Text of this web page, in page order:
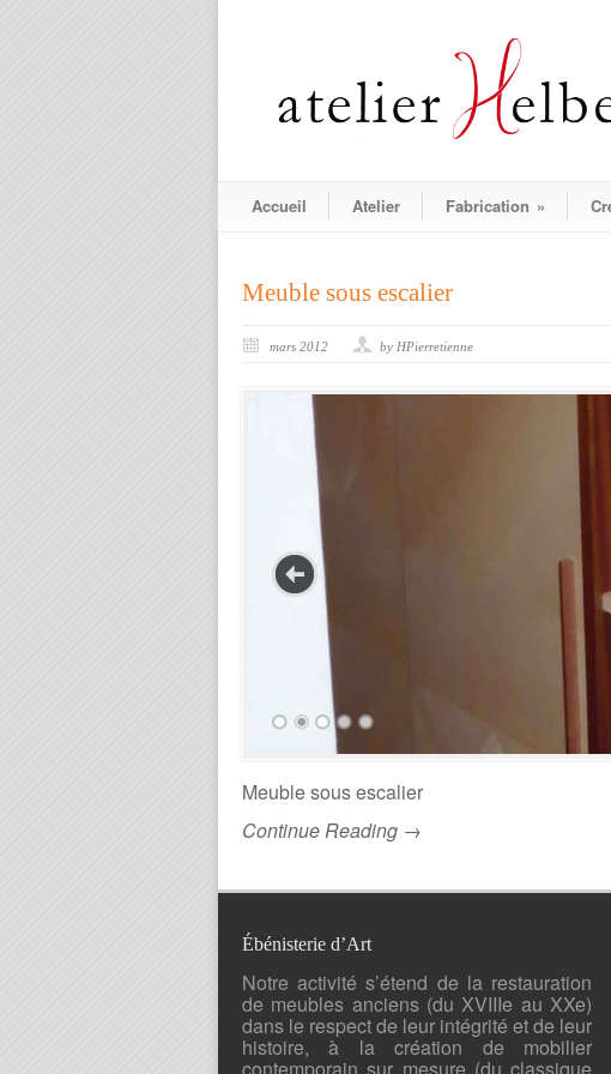
Accueil Atelier Fabrication »
Meuble sous escalier
mars 2012 by HPierretienne
Meuble sous escalier
Continue Reading →
Ébénisterie d’Art
Notre activité s’étend de la restauration
de meubles anciens (du XVIIIe au XXe)
dans le respect de leur intégrité et de leur
histoire, à la création de mobilier
contemporain sur mesure (du classique